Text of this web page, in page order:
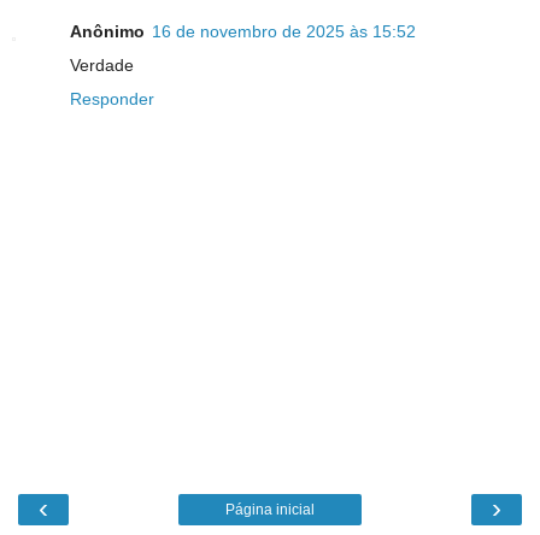
Anônimo 16 de novembro de 2025 às 15:52
Verdade
Responder
‹ ›
Página inicial